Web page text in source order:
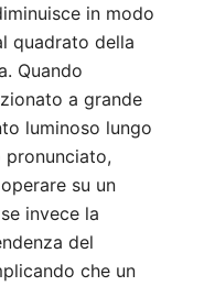
in modo
quadrato della
Quando
a grande
luminoso lungo
pronunciato,
su un
invece la
del
che un